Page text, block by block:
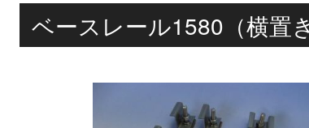
ベースレール1580（横置